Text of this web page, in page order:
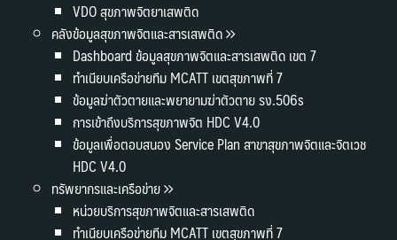
VDO สุขภาพจิตยาเสพติด
คลังข้อมูลสุขภาพจิตและสารเสพติด
Dashboard ข้อมูลสุขภาพจิตและสารเสพติด เขต 7
ทำเนียบเครือข่ายทีม MCATT เขตสุขภาพที่ 7
ข้อมูลฆ่าตัวตายและพยายามฆ่าตัวตาย รง.506s
การเข้าถึงบริการสุขภาพจิต HDC V4.0
ข้อมูลเพื่อตอบสนอง Service Plan สาขาสุขภาพจิตและจิตเวช
HDC V4.0
ทรัพยากรและเครือข่าย
หน่วยบริการสุขภาพจิตและสารเสพติด
ทำเนียบเครือข่ายทีม MCATT เขตสุขภาพที่ 7